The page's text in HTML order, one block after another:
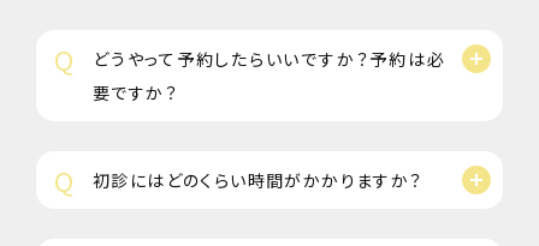
Q
どうやって予約したらいいですか？予約は必
要ですか？
Q 初診にはどのくらい時間がかかりますか？